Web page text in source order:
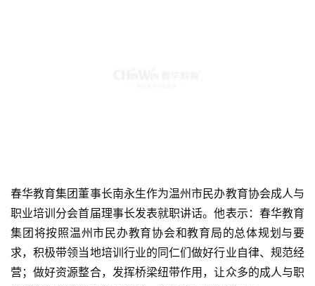
春华教育集团董事长南永生作为温州市民办教育协会成人与
职业培训分会首届理事长发表就职讲话。他表示：春华教育
集团将按照温州市民办教育协会和教育局的总体规划与要
求，积极带领当地培训行业的同仁们做好行业自律、规范经